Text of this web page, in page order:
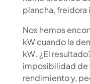
plancha, freidora
Nos hemos
kW cuando la
kW. ¿El
imposibilidad de
rendimiento y,